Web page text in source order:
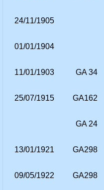
24/11/1905
01/01/1904
GA 34
11/01/1903
GA162
25/07/1915
GA 24
GA298
13/01/1921
GA298
09/05/1922